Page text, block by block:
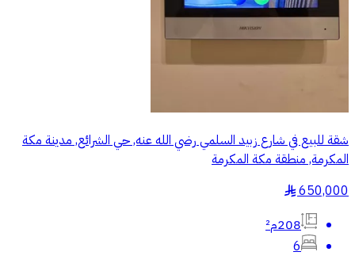
شقة للبيع في شارع زبيد السلمي رضي الله عنه, حي الشرائع, مدينة مكة
المكرمة, منطقة مكة المكرمة
650,000
§
208م²
6